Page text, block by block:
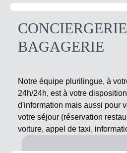
BAGAGERIE
Notre équipe plurilingue, à
24h/24h, est à votre
d'information mais aussi pour
votre séjour (réservation
voiture, appel de taxi,